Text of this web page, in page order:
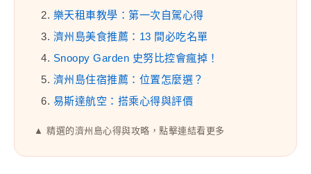
2. 樂天租車教學：第一次自駕心得
3. 濟州島美食推薦：13 間必吃名單
4. Snoopy Garden 史努比控會瘋掉！
5. 濟州島住宿推薦：位置怎麼選？
6. 易斯達航空：搭乘心得與評價
▲ 精選的濟州島心得與攻略，點擊連結看更多